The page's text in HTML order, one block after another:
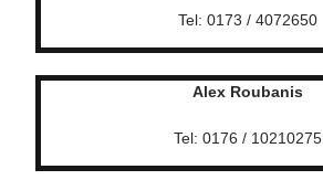
Tel: 0173 / 4072650
Alex Roubanis
Tel: 0176 / 10210275